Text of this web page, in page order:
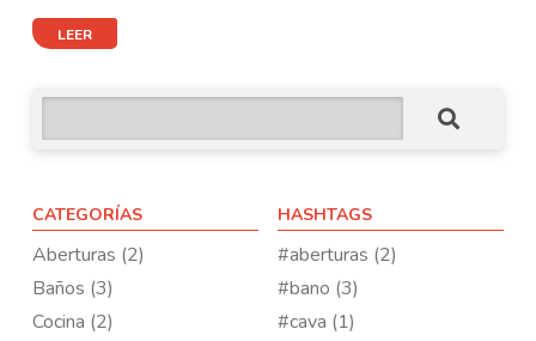
LEER
CATEGORÍAS
Aberturas (2)
Baños (3)
Cocina (2)
HASHTAGS
#aberturas (2)
#bano (3)
#cava (1)